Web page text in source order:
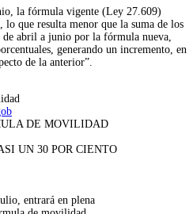
la fórmula vigente (Ley 27.609)
que resulta menor que la suma de los
de abril a junio por la fórmula nueva,
generando un incremento, en
de la anterior”.
DE MOVILIDAD
UN 30 POR CIENTO
entrará en plena